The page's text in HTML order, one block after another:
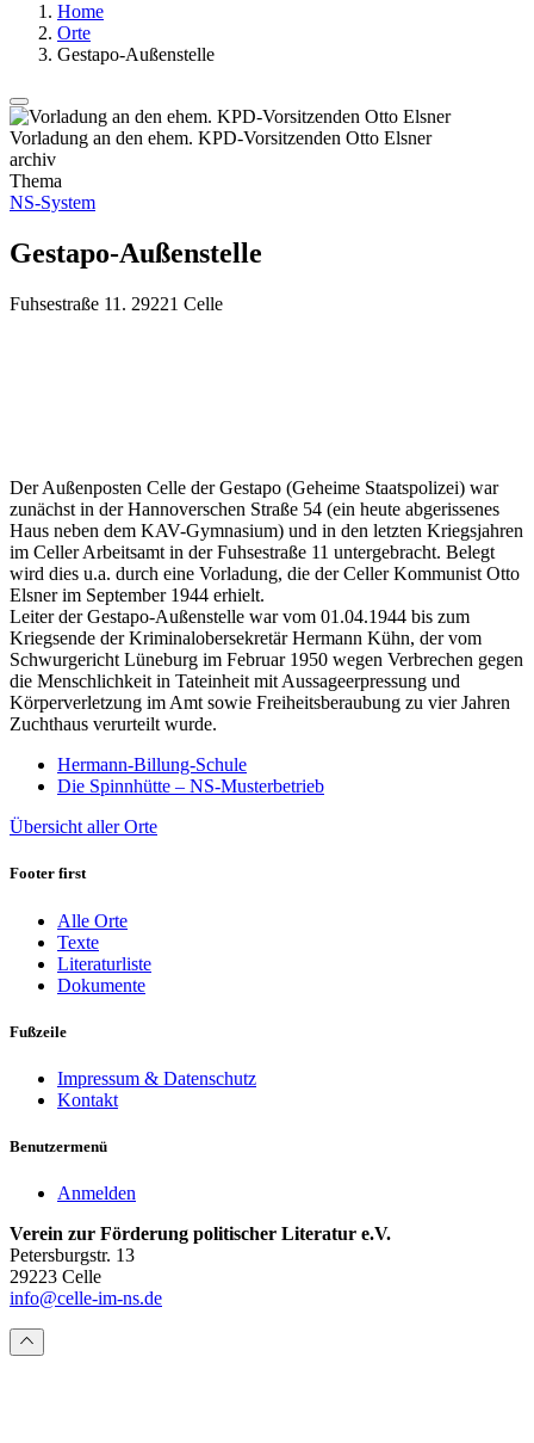
Home
Orte
Gestapo-Außenstelle
Vorladung an den ehem. KPD-Vorsitzenden Otto Elsner
archiv
Thema
NS-System
Gestapo-Außenstelle
Fuhsestraße 11. 29221 Celle
Der Außenposten Celle der Gestapo (Geheime Staatspolizei) war
zunächst in der Hannoverschen Straße 54 (ein heute abgerissenes
Haus neben dem KAV-Gymnasium) und in den letzten Kriegsjahren
im Celler Arbeitsamt in der Fuhsestraße 11 untergebracht. Belegt
wird dies u.a. durch eine Vorladung, die der Celler Kommunist Otto
Elsner im September 1944 erhielt.
Leiter der Gestapo-Außenstelle war vom 01.04.1944 bis zum
Kriegsende der Kriminalobersekretär Hermann Kühn, der vom
Schwurgericht Lüneburg im Februar 1950 wegen Verbrechen gegen
die Menschlichkeit in Tateinheit mit Aussageerpressung und
Körperverletzung im Amt sowie Freiheitsberaubung zu vier Jahren
Zuchthaus verurteilt wurde.
Hermann-Billung-Schule
Die Spinnhütte – NS-Musterbetrieb
Übersicht aller Orte
Footer first
Alle Orte
Texte
Literaturliste
Dokumente
Fußzeile
Impressum & Datenschutz
Kontakt
Benutzermenü
Anmelden
Verein zur Förderung politischer Literatur e.V.
Petersburgstr. 13
29223 Celle
info@celle-im-ns.de